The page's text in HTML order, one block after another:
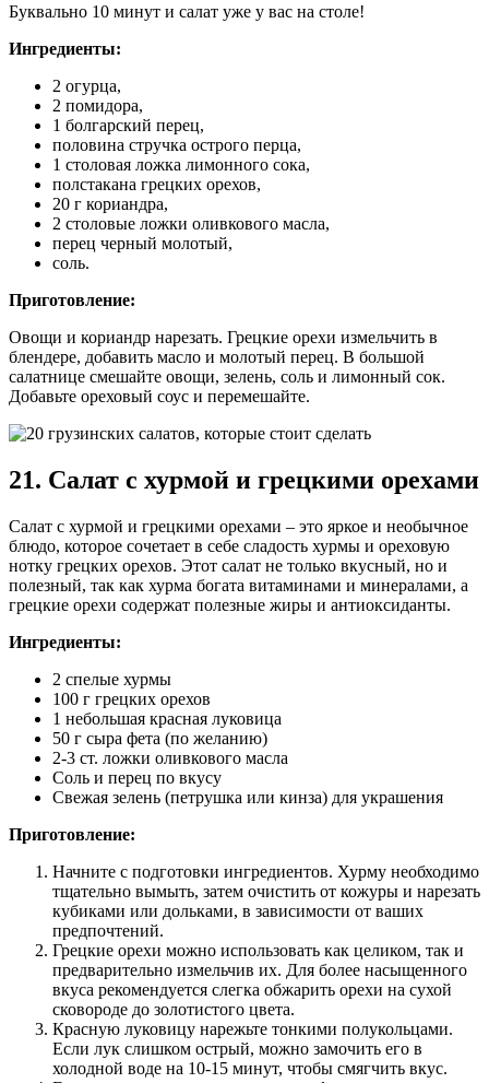
Буквально 10 минут и салат уже у вас на столе!
Ингредиенты:
2 огурца,
2 помидора,
1 болгарский перец,
половина стручка острого перца,
1 столовая ложка лимонного сока,
полстакана грецких орехов,
20 г кориандра,
2 столовые ложки оливкового масла,
перец черный молотый,
соль.
Приготовление:
Овощи и кориандр нарезать. Грецкие орехи измельчить в
блендере, добавить масло и молотый перец. В большой
салатнице смешайте овощи, зелень, соль и лимонный сок.
Добавьте ореховый соус и перемешайте.
21. Салат с хурмой и грецкими орехами
Салат с хурмой и грецкими орехами – это яркое и необычное
блюдо, которое сочетает в себе сладость хурмы и ореховую
нотку грецких орехов. Этот салат не только вкусный, но и
полезный, так как хурма богата витаминами и минералами, а
грецкие орехи содержат полезные жиры и антиоксиданты.
Ингредиенты:
2 спелые хурмы
100 г грецких орехов
1 небольшая красная луковица
50 г сыра фета (по желанию)
2-3 ст. ложки оливкового масла
Соль и перец по вкусу
Свежая зелень (петрушка или кинза) для украшения
Приготовление:
Начните с подготовки ингредиентов. Хурму необходимо
тщательно вымыть, затем очистить от кожуры и нарезать
кубиками или дольками, в зависимости от ваших
предпочтений.
Грецкие орехи можно использовать как целиком, так и
предварительно измельчив их. Для более насыщенного
вкуса рекомендуется слегка обжарить орехи на сухой
сковороде до золотистого цвета.
Красную луковицу нарежьте тонкими полукольцами.
Если лук слишком острый, можно замочить его в
холодной воде на 10-15 минут, чтобы смягчить вкус.